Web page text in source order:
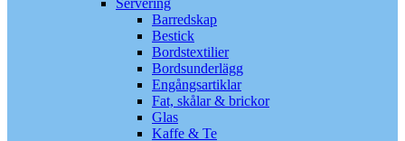
Servering
Barredskap
Bestick
Bordstextilier
Bordsunderlägg
Engångsartiklar
Fat, skålar & brickor
Glas
Kaffe & Te